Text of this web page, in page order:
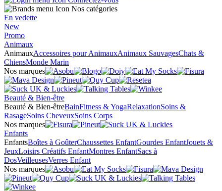
Nos catégories
En vedette
New
Promo
Animaux
AnimauxAccessoires pour AnimauxAnimaux SauvagesChats &
ChiensMonde Marin
Nos marques
Beauté & Bien-être
Beauté & Bien-êtreBainFitness & YogaRelaxationSoins &
RasageSoins CheveuxSoins Corps
Nos marques
Enfants
EnfantsBoîtes à GoûterChaussettes EnfantGourdes EnfantJouets &
JeuxLoisirs Créatifs EnfantMontres EnfantSacs à
DosVeilleusesVerres Enfant
Nos marques